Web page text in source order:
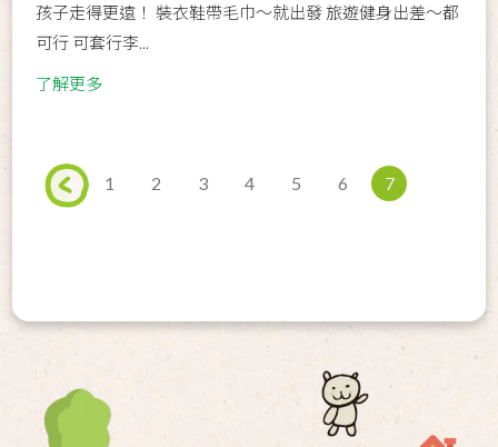
孩子走得更遠！ 裝衣鞋帶毛巾～就出發 旅遊健身出差～都
可行 可套行李...
了解更多
1 2 3 4 5 6 7